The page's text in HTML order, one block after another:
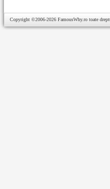
Copyright ©2006-2026 FamousWhy.ro toate